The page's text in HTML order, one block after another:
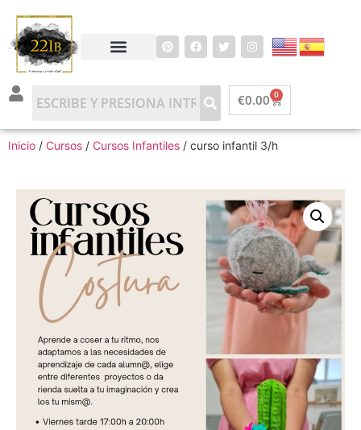
€0.00 0
Inicio / Cursos / Cursos Infantiles / curso infantil 3/h